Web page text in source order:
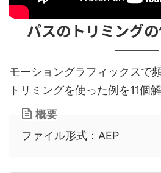
パスのトリミング
モーショングラフィックスで
トリミングを使った例を11個
概要
ファイル形式：AEP